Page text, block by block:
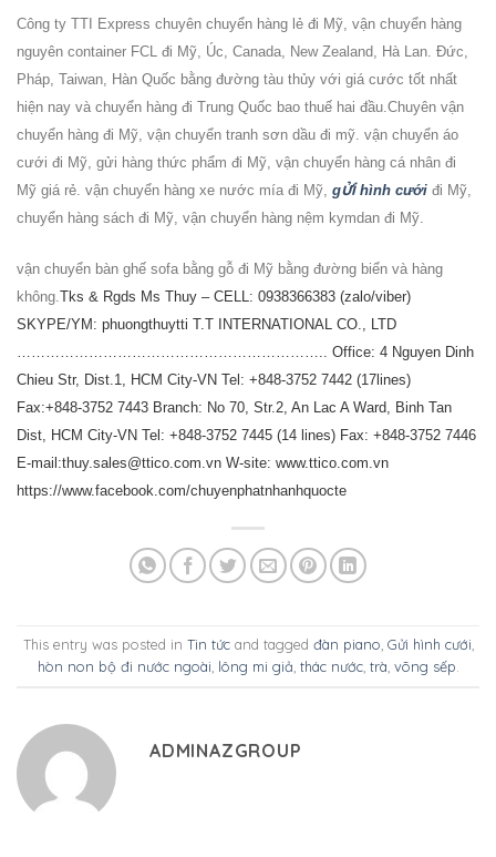
Công ty TTI Express chuyên chuyển hàng lẻ đi Mỹ, vận chuyển hàng
nguyên container FCL đi Mỹ, Úc, Canada, New Zealand, Hà Lan. Đức,
Pháp, Taiwan, Hàn Quốc bằng đường tàu thủy với giá cước tốt nhất
hiện nay và chuyển hàng đi Trung Quốc bao thuế hai đầu. Chuyên vận
chuyển hàng đi Mỹ, vận chuyển tranh sơn dầu đi mỹ. vận chuyển áo
cưới đi Mỹ, gửi hàng thức phẩm đi Mỹ, vận chuyển hàng cá nhân đi
Mỹ giá rẻ. vận chuyển hàng xe nước mía đi Mỹ, gửihình cưới đi Mỹ,
chuyển hàng sách đi Mỹ, vận chuyển hàng nệm kymdan đi Mỹ.
vận chuyển bàn ghế sofa bằng gỗ đi Mỹ bằng đường biển và hàng
không. Tks & Rgds Ms Thuy – CELL: 0938366383 (zalo/viber)
SKYPE/YM: phuongthuytti T.T INTERNATIONAL CO., LTD
……………………………………………………….. Office: 4 Nguyen Dinh
Chieu Str, Dist.1, HCM City-VN Tel: +848-3752 7442 (17lines)
Fax:+848-3752 7443 Branch: No 70, Str.2, An Lac A Ward, Binh Tan
Dist, HCM City-VN Tel: +848-3752 7445 (14 lines) Fax: +848-3752 7446
E-mail:thuy.sales@ttico.com.vn W-site: www.ttico.com.vn
https://www.facebook.com/chuyenphatnhanhquocte
This entry was posted in Tin tứcand tagged đàn piano Gửi hình cưới
hòn non bộ đi nước ngoài lông mi giả thác nước, trà võng sếp
ADMINAZGROUP